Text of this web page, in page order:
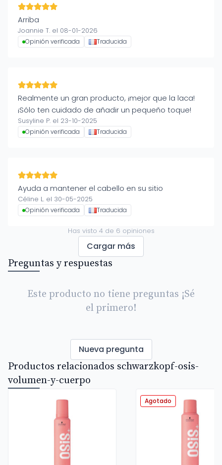
Arriba
Joannie T. el 08-01-2026
Opinión verificada Traducida
Realmente un gran producto, ¡mejor que la laca!
¡Sólo ten cuidado de añadir un pequeño toque!
Susyline P. el 23-10-2025
Opinión verificada Traducida
Ayuda a mantener el cabello en su sitio
Céline L. el 30-05-2025
Opinión verificada Traducida
Has visto 4de 6 opiniones
Cargar más
Preguntas y respuestas
Este producto no tiene preguntas ¡Sé
el primero!
Nueva pregunta
Productos relacionados schwarzkopf-osis-
volumen-y-cuerpo
Agotado